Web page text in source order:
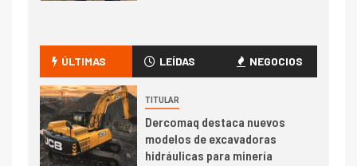
camión 100% eléctrico para
transportar cátodos al Puerto
2
Producción minera en mayo de
ÚLTIMAS LEÍDAS NEGOCIOS
TITULAR
Dercomaq destaca nuevos
modelos de excavadoras
hidráulicas para minería